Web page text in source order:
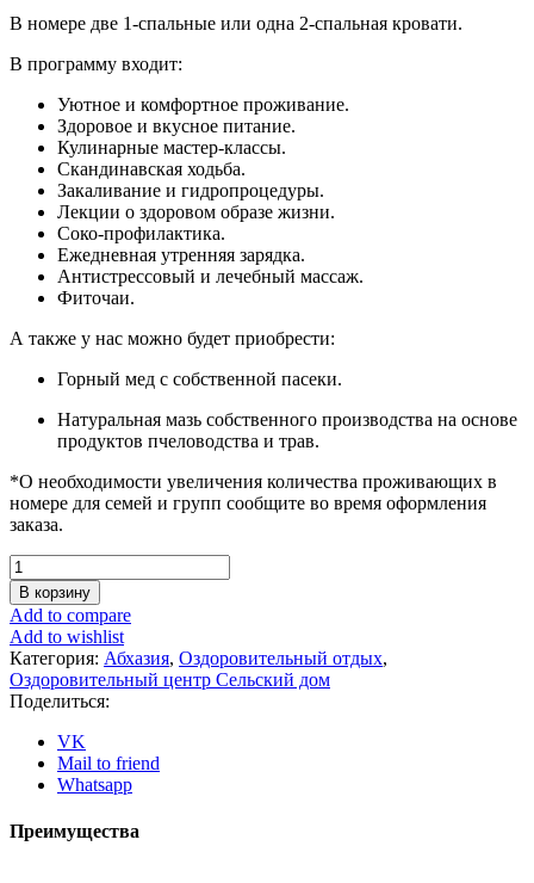
В номере две 1-спальные или одна 2-спальная кровати.
В программу входит:
Уютное и комфортное проживание.
Здоровое и вкусное питание.
Кулинарные мастер-классы.
Скандинавская ходьба.
Закаливание и гидропроцедуры.
Лекции о здоровом образе жизни.
Соко-профилактика.
Ежедневная утренняя зарядка.
Антистрессовый и лечебный массаж.
Фиточаи.
А также у нас можно будет приобрести:
Горный мед с собственной пасеки.
Натуральная мазь собственного производства на основе
продуктов пчеловодства и трав.
*О необходимости увеличения количества проживающих в
номере для семей и групп сообщите во время оформления
заказа.
Количество
товара
Пансионат
"Сельский
дом"
|
Абхазия
|
Проживание
местном
номере
В корзину
Add to compare
Add to wishlist
Категория: Абхазия, Оздоровительный отдых,
Оздоровительный центр Сельский дом
Поделиться:
VK
Mail to friend
Whatsapp
Преимущества